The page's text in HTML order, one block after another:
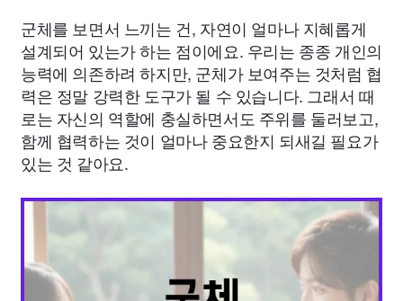
군체를 보면서 느끼는 건, 자연이 얼마나 지혜롭게
설계되어 있는가 하는 점이에요. 우리는 종종 개인의
능력에 의존하려 하지만, 군체가 보여주는 것처럼 협
력은 정말 강력한 도구가 될 수 있습니다. 그래서 때
로는 자신의 역할에 충실하면서도 주위를 둘러보고,
함께 협력하는 것이 얼마나 중요한지 되새길 필요가
있는 것 같아요.